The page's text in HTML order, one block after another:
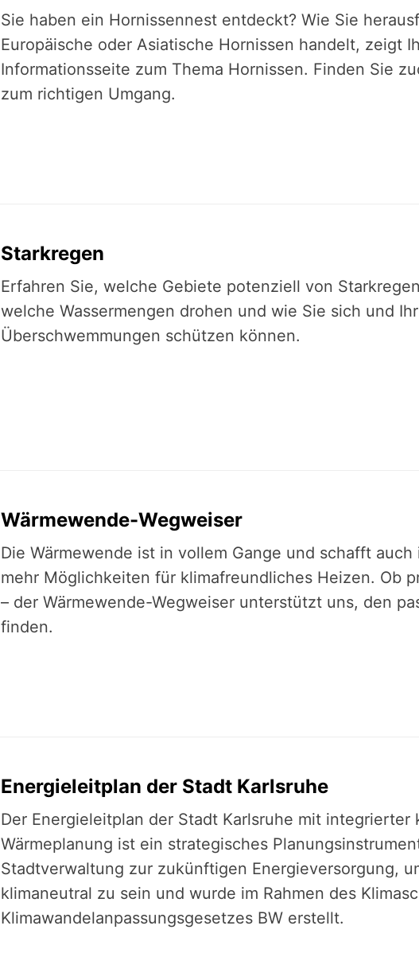
Sie haben ein Hornissennest entdeckt? Wie Sie
Europäische oder Asiatische Hornissen handelt, zeigt
Informationsseite zum Thema Hornissen. Finden Sie
zum richtigen Umgang.
Starkregen
Erfahren Sie, welche Gebiete potenziell von
welche Wassermengen drohen und wie Sie sich und
Überschwemmungen schützen können.
Wärmewende-Wegweiser
Die Wärmewende ist in vollem Gange und schafft auch
mehr Möglichkeiten für klimafreundliches Heizen. Ob
– der Wärmewende-Wegweiser unterstützt uns, den
finden.
Energieleitplan der Stadt Karlsruhe
Der Energieleitplan der Stadt Karlsruhe mit integrierter
Wärmeplanung ist ein strategisches
Stadtverwaltung zur zukünftigen Energieversorgung,
klimaneutral zu sein und wurde im Rahmen des
Klimawandelanpassungsgesetzes BW erstellt.